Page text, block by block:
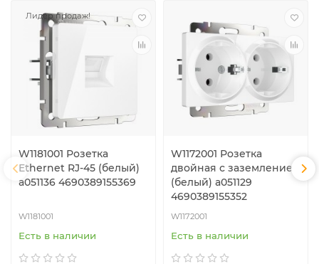
Лидер продаж!
W1181001 Розетка
Ethernet RJ-45 (белый)
a051136 4690389155369
W1181001
Есть в наличии
W1172001 Розетка
двойная с заземлением
(белый) a051129
4690389155352
W1172001
Есть в наличии